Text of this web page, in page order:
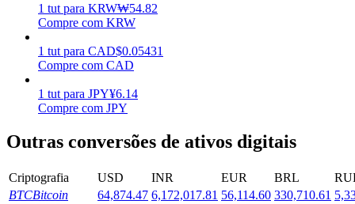
Estacamento
Launchpool
1 tut para KRW₩54.82
Compre com KRW
1 tut para CAD$0.05431
Compre com CAD
1 tut para JPY¥6.14
Compre com JPY
Outras conversões de ativos digitais
Criptografia USD INR EUR BRL
BTCBitcoin 64,874.47 6,172,017.81 56,114.60 330,710.61